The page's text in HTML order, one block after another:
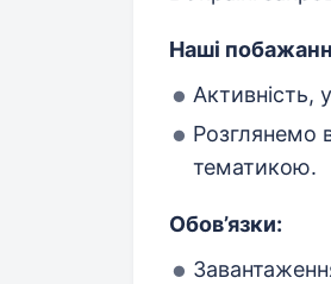
Наші
Активність,
Розглянемо
тематикою.
Обов’язки: